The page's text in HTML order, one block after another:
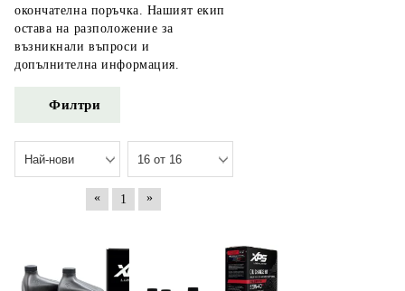
окончателна поръчка. Нашият екип
остава на разположение за
възникнали въпроси и
допълнителна информация.
Филтри
« 1 »